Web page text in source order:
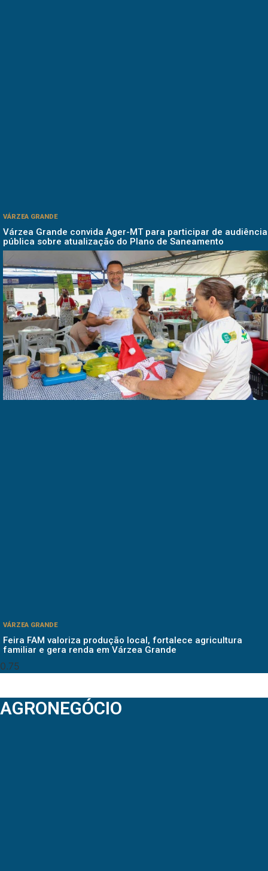
VÁRZEA GRANDE
Várzea Grande convida Ager-MT para participar de audiência
pública sobre atualização do Plano de Saneamento
VÁRZEA GRANDE
Feira FAM valoriza produção local, fortalece agricultura
familiar e gera renda em Várzea Grande
AGRONEGÓCIO